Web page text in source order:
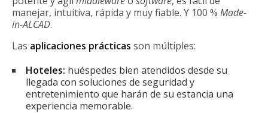
manejar, intuitiva, rápida y muy fiable. Y 100 % Made-
in-ALCAD.
Las aplicaciones prácticas son múltiples:
Hoteles: huéspedes bien atendidos desde su
llegada con soluciones de seguridad y
entretenimiento que harán de su estancia una
experiencia memorable.